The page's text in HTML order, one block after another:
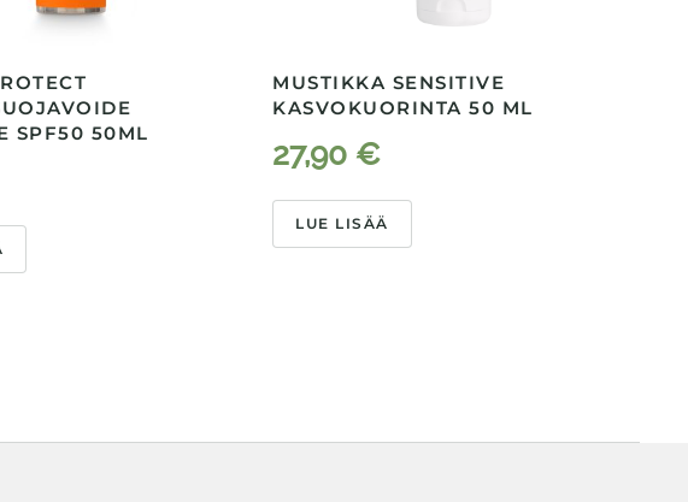
SPF50 50ML
MUSTIKKA SENSITIVE
KASVOKUORINTA 50 ML
27,90 €
LUE LISÄÄ